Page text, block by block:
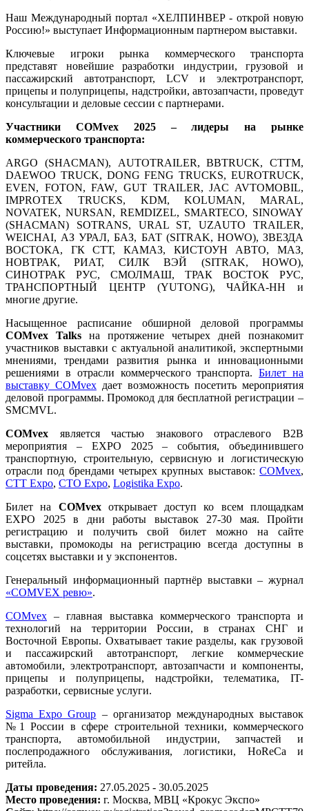
Наш Международный портал «ХЕЛПИНВЕР - открой новую
Россию!» выступает Информационным партнером выставки.
Ключевые игроки рынка коммерческого транспорта
представят новейшие разработки индустрии, грузовой и
пассажирский автотранспорт, LCV и электротранспорт,
прицепы и полуприцепы, надстройки, автозапчасти, проведут
консультации и деловые сессии с партнерами.
Участники СOMvex 2025 – лидеры на рынке
коммерческого транспорта:
ARGO (SHACMAN), AUTOTRAILER,BBTRUCK, СТТМ,
DAEWOO TRUCK, DONG FENG TRUCKS,EUROTRUCK,
EVEN, FOTON,FAW,GUT TRAILER,JAC AVTOMOBIL,
IMPROTEX
TRUCKS, KDM, KOLUMAN, MARAL,
NOVATEK, NURSAN, REMDIZEL, SMARTECO, SINOWAY
(SHACMAN) SOTRANS, URAL ST,UZAUTO TRAILER,
WEICHAI, АЗ УРАЛ, БАЗ, БАТ (SITRAK, HOWO), ЗВЕЗДА
ВОСТОКА, ГК СТТ, КАМАЗ, КИСТОУН АВТО, МАЗ,
НОВТРАК, РИАТ, СИЛК ВЭЙ (SITRAK, HOWO),
CИНОТРАК РУС, СМОЛМАШ, ТРАК ВОСТОК РУС,
ТРАНСПОРТНЫЙ ЦЕНТР (YUTONG), ЧАЙКА-НН и
многие другие.
Насыщенное расписание обширной деловой программы
COMvex Talks на протяжение четырех дней познакомит
участников выставки с актуальной аналитикой, экспертными
мнениями, трендами развития рынка и инновационными
решениями в отрасли коммерческого транспорта.Билет на
выставку COMvex дает возможность посетить мероприятия
деловой программы. Промокод для бесплатной регистрации –
SMCMVL.
COMvex является частью знакового отраслевого B2B
мероприятия – EXPO 2025 – события, объединившего
транспортную, строительную, сервисную и логистическую
отрасли под брендами четырех крупных выставок: COMvex,
СТТ Expo, CTO Expo, Logistika Expo.
Билет на COMvexоткрывает доступ ко всем площадкам
EXPO 2025 в дни работы выставок 27-30 мая. Пройти
регистрацию и получить свой билет можно на сайте
выставки, промокоды на регистрацию всегда доступны в
соцсетях выставки и у экспонентов.
Генеральный информационный партнёр выставки – журнал
«COMVEX ревю».
COMvex – главная выставка коммерческого транспорта и
технологий на территории России, в странах СНГ и
Восточной Европы. Охватывает такие разделы, как грузовой
и пассажирский автотранспорт, легкие коммерческие
автомобили, электротранспорт, автозапчасти и компоненты,
прицепы и полуприцепы, надстройки, телематика, IT-
разработки, сервисные услуги.
Sigma Expo Group – организатор международных выставок
№1 России в сфере строительной техники, коммерческого
транспорта, автомобильной индустрии, запчастей и
послепродажного обслуживания, логистики, HoReCa и
ритейла.
Даты проведения: 27.05.2025 - 30.05.2025
Место проведения: г. Москва, МВЦ «Крокус Экспо»